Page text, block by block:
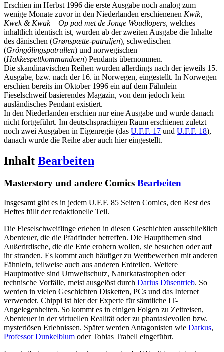
Erschien im Herbst 1996 die erste Ausgabe noch analog zum
wenige Monate zuvor in den Niederlanden erschienenen Kwik,
Kwek & Kwak – Op pad met de Jonge Woudlopers, welches
inhaltlich identisch ist, wurden ab der zweiten Ausgabe die Inhalte
des dänischen (Grønspætte-patruljen), schwedischen
(Gröngölingspatrullen) und norwegischen
(Hakkespettkommandoen) Pendants übernommen.
Die skandinavischen Reihen wurden allerdings nach der jeweils 15.
Ausgabe, bzw. nach der 16. in Norwegen, eingestellt. In Norwegen
erschien bereits im Oktober 1996 ein auf dem Fähnlein
Fieselschweif basierendes Magazin, von dem jedoch kein
ausländisches Pendant existiert.
In den Niederlanden erschien nur eine Ausgabe und wurde danach
nicht fortgeführt. Im deutschsprachigen Raum erschienen zuletzt
noch zwei Ausgaben in Eigenregie (das U.F.F. 17 und U.F.F. 18),
danach wurde die Reihe aber auch hier eingestellt.
Inhalt Bearbeiten
Masterstory und andere Comics Bearbeiten
Insgesamt gibt es in jedem U.F.F. 85 Seiten Comics, den Rest des
Heftes füllt der redaktionelle Teil.
Die Fieselschweiflinge erleben in diesen Geschichten ausschließlich
Abenteuer, die die Pfadfinder betreffen. Die Hauptthemen sind
Außerirdische, die die Erde erobern wollen, sie besuchen oder auf
ihr stranden. Es kommt auch häufiger zu Wettbewerben mit anderen
Fähnlein, teilweise auch aus anderen Erdteilen. Weitere
Hauptmotive sind Umweltschutz, Naturkatastrophen oder
technische Vorfälle, meist ausgelöst durch Darius Düsentrieb. So
werden in vielen Geschichten Disketten, PCs und das Internet
verwendet. Chippi ist hier der Experte für sämtliche IT-
Angelegenheiten. So kommt es in einigen Folgen zu Zeitreisen,
Abenteuer in der virtuellen Realität oder zu phantasievollen bzw.
mysteriösen Erlebnissen. Später werden Antagonisten wie Darkus,
Professor Dunkelblum oder Tobias Trabell eingeführt.